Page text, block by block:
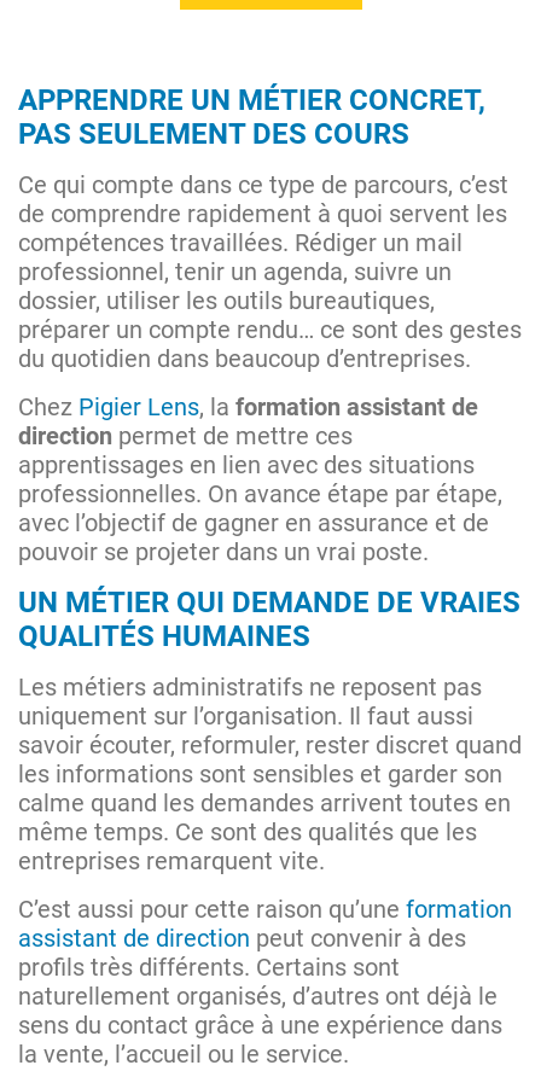
APPRENDRE UN MÉTIER CONCRET,
PAS SEULEMENT DES COURS
Ce qui compte dans ce type de parcours, c’est
de comprendre rapidement à quoi servent les
compétences travaillées. Rédiger un mail
professionnel, tenir un agenda, suivre un
dossier, utiliser les outils bureautiques,
préparer un compte rendu… ce sont des gestes
du quotidien dans beaucoup d’entreprises.
Chez Pigier Lens, la formation assistant de
direction permet de mettre ces
apprentissages en lien avec des situations
professionnelles. On avance étape par étape,
avec l’objectif de gagner en assurance et de
pouvoir se projeter dans un vrai poste.
UN MÉTIER QUI DEMANDE DE VRAIES
QUALITÉS HUMAINES
Les métiers administratifs ne reposent pas
uniquement sur l’organisation. Il faut aussi
savoir écouter, reformuler, rester discret quand
les informations sont sensibles et garder son
calme quand les demandes arrivent toutes en
même temps. Ce sont des qualités que les
entreprises remarquent vite.
C’est aussi pour cette raison qu’une formation
assistant de direction peut convenir à des
profils très différents. Certains sont
naturellement organisés, d’autres ont déjà le
sens du contact grâce à une expérience dans
la vente, l’accueil ou le service.